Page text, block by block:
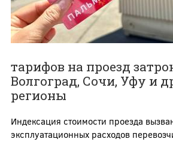
тарифов на проезд
Волгоград, Сочи, Уфу и
регионы
Индексация стоимости проезда
эксплуатационных расходов